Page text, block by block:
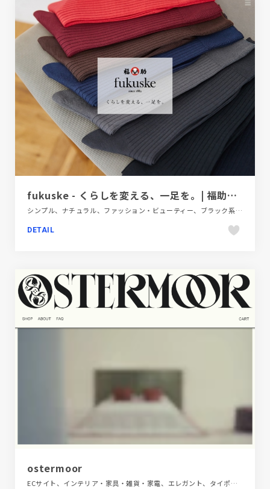
fukuske - くらしを変える、一足を。| 福助株式会社
シンプル、ナチュラル、ファッション・ビューティー、ブラック系 、ブランド・サービスサイト、ホワイト系、ポップ、モーション多め、大きめ写真
DETAIL
ostermoor
ECサイト、インテリア・家具・雑貨・家電、エレガント、タイポグラフィー、ベージュ・ゴールド系、海外サイト